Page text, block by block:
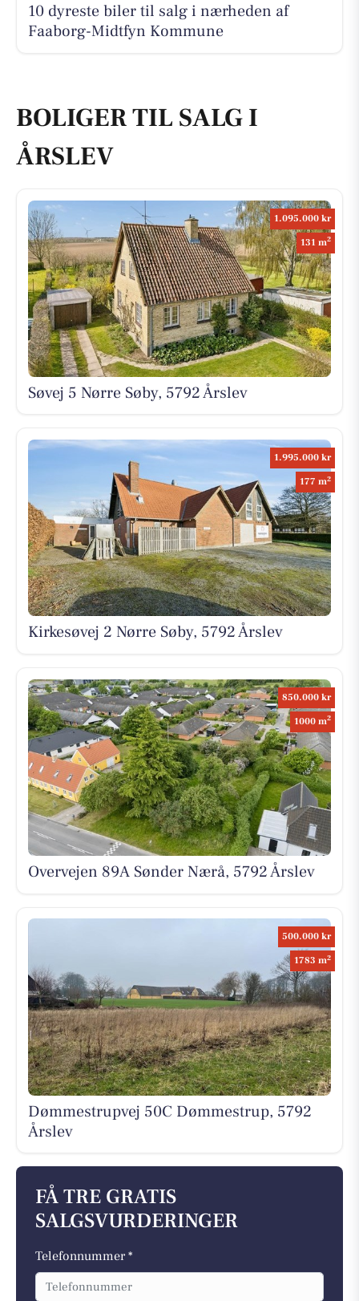
10 dyreste biler til salg i nærheden af
Faaborg-Midtfyn Kommune
BOLIGER TIL SALG I
ÅRSLEV
1.095.000 kr
131 m2
Søvej 5 Nørre Søby, 5792 Årslev
1.995.000 kr
177 m2
Kirkesøvej 2 Nørre Søby, 5792 Årslev
850.000 kr
1000 m2
Overvejen 89A Sønder Nærå, 5792 Årslev
500.000 kr
1783 m2
Dømmestrupvej 50C Dømmestrup, 5792
Årslev
FÅ TRE GRATIS
SALGSVURDERINGER
Telefonnummer *